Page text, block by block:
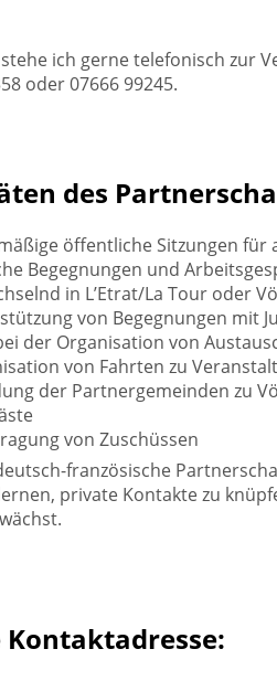
ich gerne telefonisch zur
oder 07666 99245.
des
öffentliche Sitzungen für
Begegnungen und
in L’Etrat/La Tour oder
von Begegnungen mit
der Organisation von
von Fahrten zu
der Partnergemeinden zu
von Zuschüssen
französische
private Kontakte zu
Kontaktadresse: